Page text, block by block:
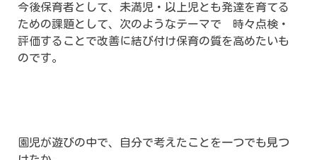
今後保育者として、未満児・以上児とも発達を育てる
ための課題として、次のようなテーマで 時々点検・
評価することで改善に結び付け保育の質を高めたいも
のです。
園児が遊びの中で、自分で考えたことを一つでも見つ